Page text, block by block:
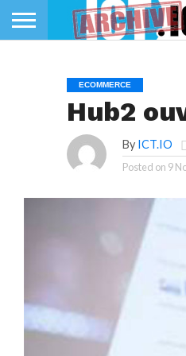
ECOMMERCE
Hub2
By ICT.IO
Posted on 9